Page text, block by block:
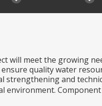
will meet the growing
quality water
and
Component